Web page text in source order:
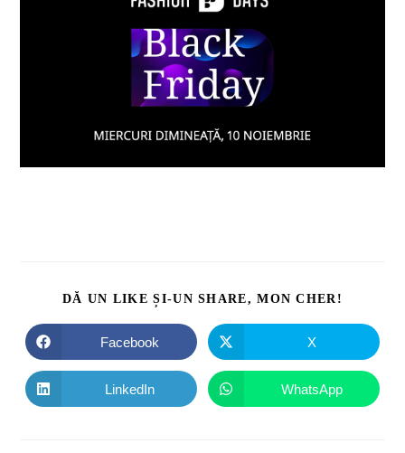
DĂ UN LIKE ȘI-UN SHARE, MON CHER!
Facebook X
LinkedIn WhatsApp